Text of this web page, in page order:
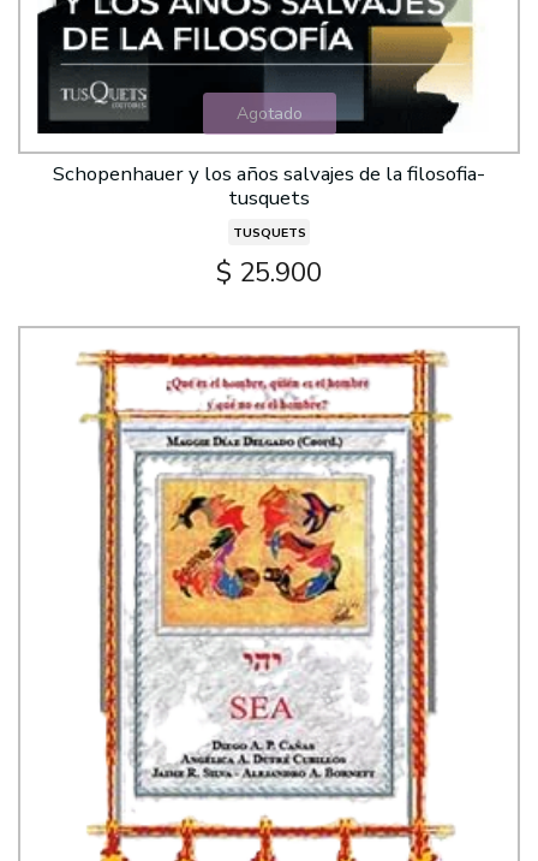
Agotado
Schopenhauer y los años salvajes de la filosofia-
tusquets
TUSQUETS
$ 25.900